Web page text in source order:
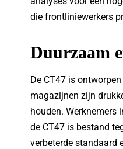
die frontliniewerkers
Duurzaam
De CT47 is
magazijnen zijn
houden. Werknemers
de CT47 is bestand
verbeterde standaard